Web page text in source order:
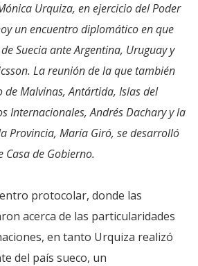
Urquiza, en ejercicio del Poder
un encuentro diplomático en que
Suecia ante Argentina, Uruguay y
La reunión de la que también
Malvinas, Antártida, Islas del
Internacionales, Andrés Dachary y la
Provincia, María Giró, se desarrolló
Casa de Gobierno.
protocolar, donde las
acerca de las particularidades
en tanto Urquiza realizó
del país sueco, un